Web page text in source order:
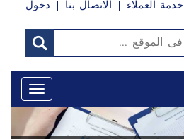
خدمة العملاء الاتصال بنا دخول
Toggle